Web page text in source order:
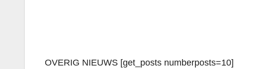
OVERIG NIEUWS [get_posts numberposts=10]